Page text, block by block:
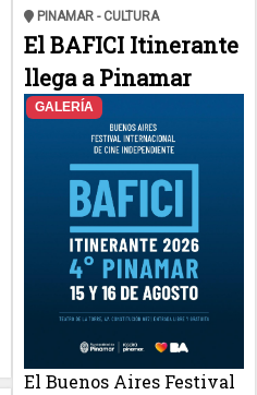
PINAMAR - CULTURA
El BAFICI Itinerante
llega a Pinamar
GALERÍA
El Buenos Aires Festival